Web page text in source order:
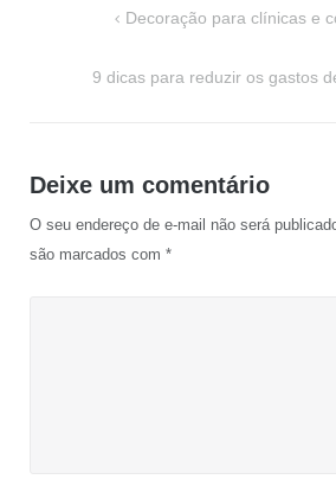
NavegaçãoDecoração para clínicas e
9 dicas para reduzir os gastos
Deixe um comentário
O seu endereço de e-mail não será
são marcados com *